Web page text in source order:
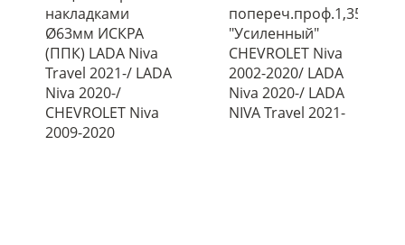
накладками
Ø63мм ИСКРА
(ППК) LADA Niva
Travel 2021-/ LADA
Niva 2020-/
CHEVROLET Niva
2009-2020
попереч.проф.1,35
"Усиленный"
CHEVROLET Niva
2002-2020/ LADA
Niva 2020-/ LADA
NIVA Travel 2021-